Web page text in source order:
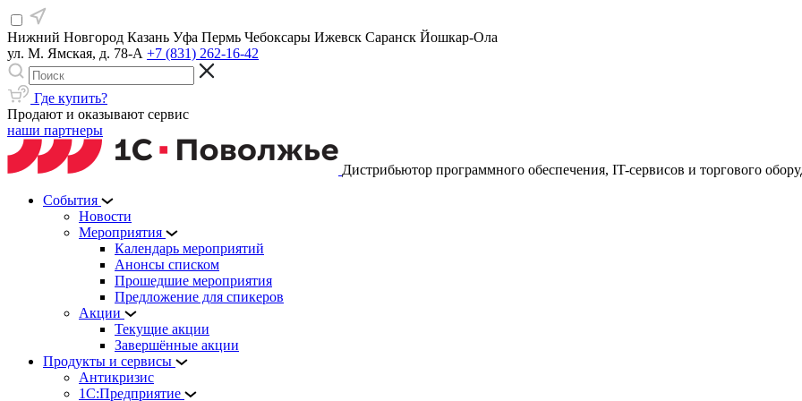
Нижний Новгород Казань Уфа Пермь Чебоксары Ижевск Саранск Йошкар-Ола
ул. М. Ямская, д. 78-А +7 (831) 262-16-42
Где купить?
Продают и оказывают сервис
наши партнеры
Дистрибьютор программного обеспечения, IT-сервисов и торгового
События
Новости
Мероприятия
Календарь мероприятий
Анонсы списком
Прошедшие мероприятия
Предложение для спикеров
Акции
Текущие акции
Завершённые акции
Продукты и сервисы
Антикризис
1С:Предприятие